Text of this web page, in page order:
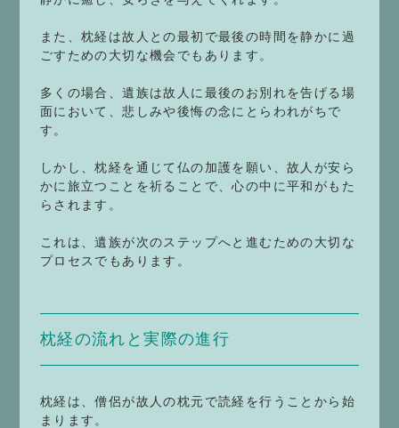
また、枕経は故人との最初で最後の時間を静かに過
ごすための大切な機会でもあります。
多くの場合、遺族は故人に最後のお別れを告げる場
面において、悲しみや後悔の念にとらわれがちで
す。
しかし、枕経を通じて仏の加護を願い、故人が安ら
かに旅立つことを祈ることで、心の中に平和がもた
らされます。
これは、遺族が次のステップへと進むための大切な
プロセスでもあります。
枕経の流れと実際の進行
枕経は、僧侶が故人の枕元で読経を行うことから始
まります。